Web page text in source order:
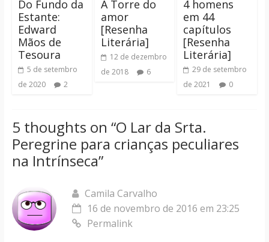
Do Fundo da
Estante:
Edward
Mãos de
Tesoura
5 de setembro
de 2020
2
A Torre do
amor
[Resenha
Literária]
12 de dezembro
de 2018
6
4 homens
em 44
capítulos
[Resenha
Literária]
29 de setembro
de 2021
0
5 thoughts on “O Lar da Srta.
Peregrine para crianças peculiares
na Intrínseca”
Camila Carvalho
16 de novembro de 2016 em 23:25
Permalink